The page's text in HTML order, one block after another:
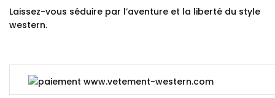
Laissez-vous séduire par l’aventure et la liberté du style
western.